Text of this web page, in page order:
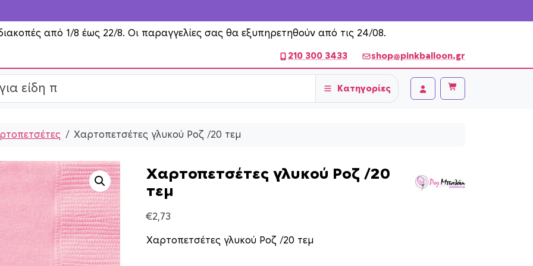
από 1/8 έως 22/8. Οι παραγγελίες σας θα εξυπηρετηθούν από τις 24/08.
210 300 3433 shop@pinkballoon.gr
Κατηγορίες
Account
Cart
Χαρτοπετσέτες γλυκού Ροζ /20 τεμ
Χαρτοπετσέτες γλυκού Ροζ /20
τεμ
€2,73
Χαρτοπετσέτες γλυκού Ροζ /20 τεμ